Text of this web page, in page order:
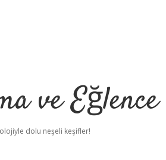
ve Eğlence
dolu neşeli keşifler!